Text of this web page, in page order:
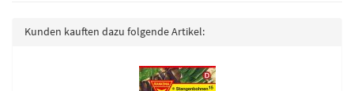
Kunden kauften dazu folgende Artikel: